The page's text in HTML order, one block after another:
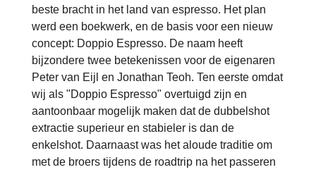
beste bracht in het land van espresso. Het plan
werd een boekwerk, en de basis voor een nieuw
concept: Doppio Espresso. De naam heeft
bijzondere twee betekenissen voor de eigenaren
Peter van Eijl en Jonathan Teoh. Ten eerste omdat
wij als "Doppio Espresso" overtuigd zijn en
aantoonbaar mogelijk maken dat de dubbelshot
extractie superieur en stabieler is dan de
enkelshot. Daarnaast was het aloude traditie om
met de broers tijdens de roadtrip na het passeren